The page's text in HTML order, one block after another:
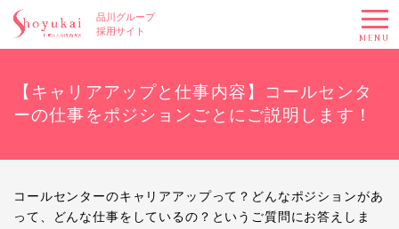
品川グループ
採用サイト
MENU
【キャリアアップと仕事内容】コールセンタ
ーの仕事をポジションごとにご説明します！
コールセンターのキャリアアップって？どんなポジションがあ
って、どんな仕事をしているの？というご質問にお答えしま